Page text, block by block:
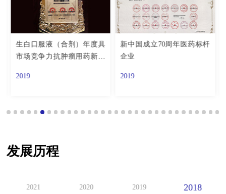
生白口服液（合剂）年度具
市场竞争力抗肿瘤用药新锐
2019
新中国成立70周年医药标杆
企业
2019
发展历程
2021 2020 2019 2018